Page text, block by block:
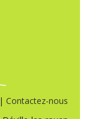
| Contactez-nous